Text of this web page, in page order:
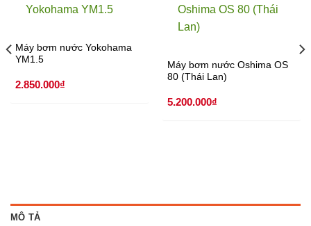
Máy bơm nước Yokohama
YM1.5
2.850.000₫
Máy bơm nước Oshima OS
80 (Thái Lan)
5.200.000₫
MÔ TẢ